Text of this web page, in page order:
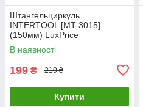
Штангельциркуль
INTERTOOL [MT-3015]
(150мм) LuxPrice
В наявності
199 ₴ 219 ₴
Купити